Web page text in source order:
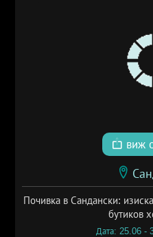
виж
Почивка в Сандански:
бутиков
Дата: 25.06 -